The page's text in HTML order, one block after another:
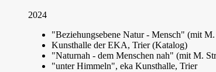
2024
"Beziehungsebene Natur - Mensch" (mit
Kunsthalle der EKA, Trier (Katalog)
"Naturnah - dem Menschen nah" (mit M.
"unter Himmeln", eka Kunsthalle, Trier